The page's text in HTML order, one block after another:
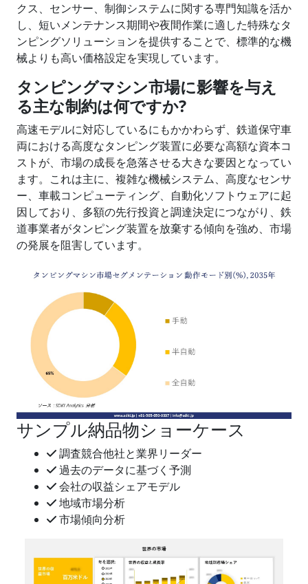
クス、センサー、制御システムに関する専門知識を活か
し、短いメンテナンス期間や夜間作業に適した特殊なタ
ンピングソリューションを提供することで、標準的な機
械よりも高い価格設定を実現しています。
タンピングマシン市場に影響を与え
る主な制約は何ですか?
高速モデルに対応しているにもかかわらず、鉄道保守車
両における高度なタンピング装置に必要な高額な資本コ
ストが、市場の成長を急落させる大きな要因となってい
ます。これは主に、複雑な機械システム、高度なセンサ
ー、車載コンピューティング、自動化ソフトウェアに起
因しており、多額の先行投資と調達決定につながり、鉄
道事業者がタンピング装置を放棄する傾向を強め、市場
の発展を阻害しています。
サンプル納品物ショーケース
調査競合他社と業界リーダー
過去のデータに基づく予測
会社の収益シェアモデル
地域市場分析
市場傾向分析